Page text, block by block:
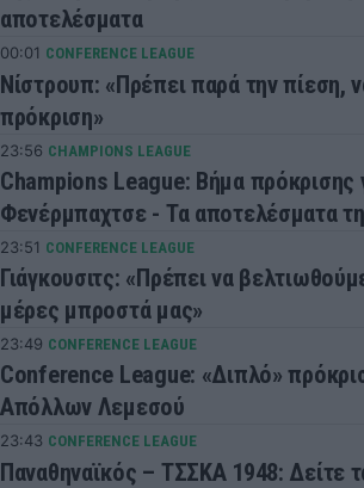
αποτελέσματα
00:01 CONFERENCE LEAGUE
Νίστρουπ: «Πρέπει παρά την πίεση,
πρόκριση»
23:56 CHAMPIONS LEAGUE
Champions League: Βήμα πρόκρισης
Φενέρμπαχτσε - Τα αποτελέσματα
23:51 CONFERENCE LEAGUE
Γιάγκουσιτς: «Πρέπει να
μέρες μπροστά μας»
23:49 CONFERENCE LEAGUE
Conference League: «Διπλό»
Απόλλων Λεμεσού
23:43 CONFERENCE LEAGUE
Παναθηναϊκός – ΤΣΣΚΑ 1948: Δείτε